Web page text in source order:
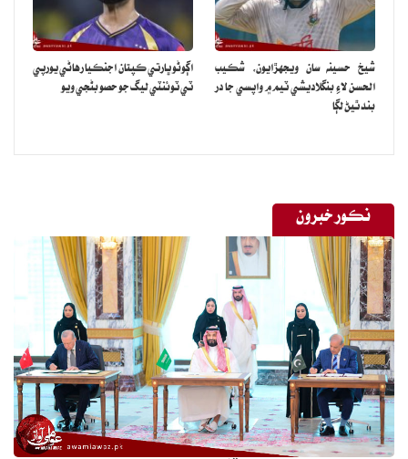
شيخ حسينه سان ويجهڙايون، شڪيب
الحسن لاءِ بنگلاديشي ٽيم ۾ واپسي جا در
بند ٿيڻ لڳا
اڳوڻو ڀارتي ڪپتان اجنڪيا رهاڻي يورپي
ٽي ٽوئنٽي ليگ جو حصو بڻجي ويو
نڪور خبرون